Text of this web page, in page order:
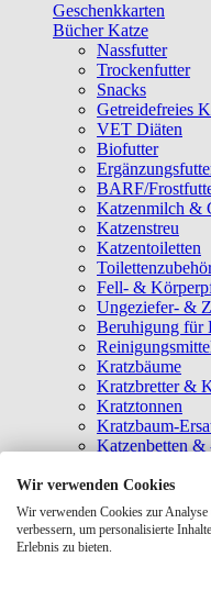
Geschenkkarten
Bücher Katze
Nassfutter
Trockenfutter
Snacks
Getreidefreies
VET Diäten
Biofutter
BARF/
Katzenmilch &
Katzenstreu
Katzentoiletten
Fell- &
Ungeziefer- &
Beruhigung für
Kratzbäume
Kratzbretter &
Kratztonnen
Kratzbaum-
Katzenbetten &
Katzenhäuser
Hängematten &
Katzendecken
Baldrian- &
Wir verwenden Cookies
Wir verwenden Cookies zur Analyse
verbessern, um personalisierte
Erlebnis zu bieten.